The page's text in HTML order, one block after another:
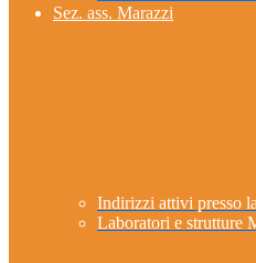
Sez. ass. Marazzi
Indirizzi attivi presso
Laboratori e strutture